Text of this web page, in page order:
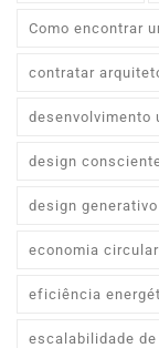
Como encontrar
contratar
desenvolvimento
design
design generativo
economia
eficiência
escalabilidade